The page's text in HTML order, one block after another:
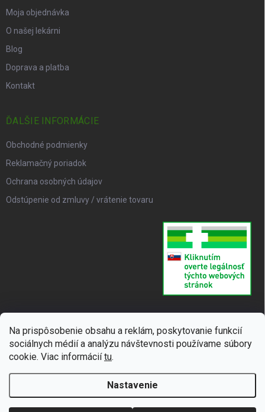
Na prispôsobenie obsahu a reklám, poskytovanie funkcií
sociálnych médií a analýzu návštevnosti používame súbory
cookie. Viac informáciítu.
Nastavenie
Moja objednávka
O našej lekárni
Blog
Doprava a platba
Kontakt
ĎALŠIE INFORMÁCIE
Obchodné podmienky
Reklamačný poriadok
Ochrana osobných údajov
Odstúpenie od zmluvy / vrátenie tovaru
Copyright 2026SUPERLIEK. Všetky práva vyhradené.Upraviť nastavenie